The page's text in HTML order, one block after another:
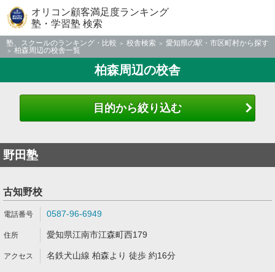
オリコン顧客満足度ランキング
塾・学習塾 検索
塾、スクールのランキング・比較 校舎検索
愛知県の駅・市区町村から探す
柏森周辺の校舎一覧
柏森周辺の校舎
目的から絞り込む
野田塾
古知野校
0587-96-6949
愛知県江南市江森町西179
名鉄犬山線 柏森より 徒歩 約16分